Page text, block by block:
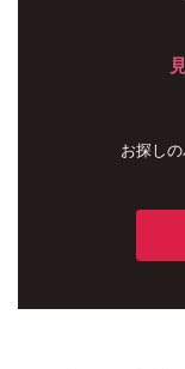
お探し